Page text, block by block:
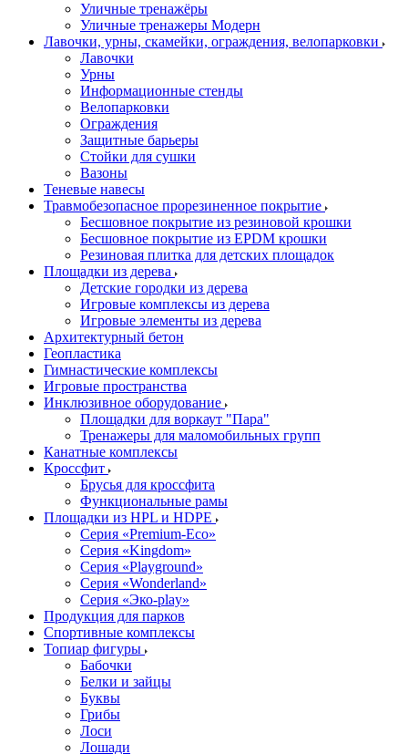
Уличные тренажёры
Уличные тренажеры Модерн
Лавочки, урны, скамейки, ограждения, велопарковки
Лавочки
Урны
Информационные стенды
Велопарковки
Ограждения
Защитные барьеры
Стойки для сушки
Вазоны
Теневые навесы
Травмобезопасное прорезиненное покрытие
Бесшовное покрытие из резиновой крошки
Бесшовное покрытие из EPDM крошки
Резиновая плитка для детских площадок
Площадки из дерева
Детские городки из дерева
Игровые комплексы из дерева
Игровые элементы из дерева
Архитектурный бетон
Геопластика
Гимнастические комплексы
Игровые пространства
Инклюзивное оборудование
Площадки для воркаут "Пара"
Тренажеры для маломобильных групп
Канатные комплексы
Кроссфит
Брусья для кроссфита
Функциональные рамы
Площадки из HPL и HDPE
Серия «Premium-Eco»
Серия «Kingdom»
Серия «Playground»
Серия «Wonderland»
Серия «Эко-play»
Продукция для парков
Спортивные комплексы
Топиар фигуры
Бабочки
Белки и зайцы
Буквы
Грибы
Лоси
Лошади